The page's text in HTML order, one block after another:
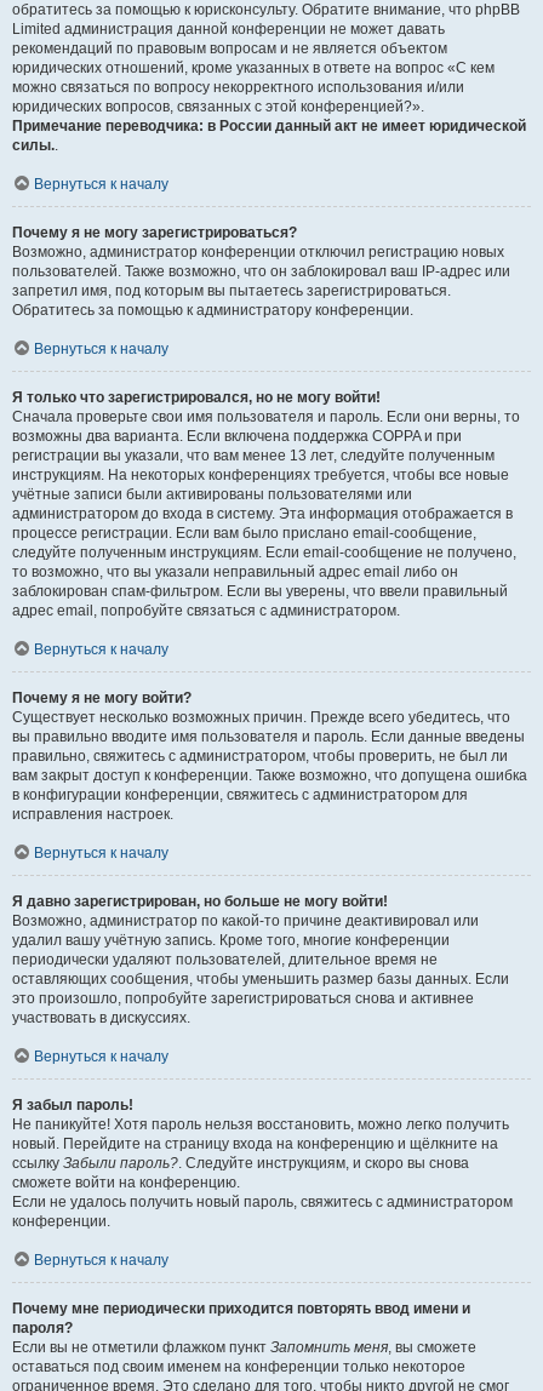
обратитесь за помощью к юрисконсульту. Обратите внимание, что phpBB
Limited администрация данной конференции не может давать
рекомендаций по правовым вопросам и не является объектом
юридических отношений, кроме указанных в ответе на вопрос «С кем
можно связаться по вопросу некорректного использования и/или
юридических вопросов, связанных с этой конференцией?».
Примечание переводчика: в России данный акт не имеет юридической
силы..
Вернуться к началу
Почему я не могу зарегистрироваться?
Возможно, администратор конференции отключил регистрацию новых
пользователей. Также возможно, что он заблокировал ваш IP-адрес или
запретил имя, под которым вы пытаетесь зарегистрироваться.
Обратитесь за помощью к администратору конференции.
Вернуться к началу
Я только что зарегистрировался, но не могу войти!
Сначала проверьте свои имя пользователя и пароль. Если они верны, то
возможны два варианта. Если включена поддержка COPPA и при
регистрации вы указали, что вам менее 13 лет, следуйте полученным
инструкциям. На некоторых конференциях требуется, чтобы все новые
учётные записи были активированы пользователями или
администратором до входа в систему. Эта информация отображается в
процессе регистрации. Если вам было прислано email-сообщение,
следуйте полученным инструкциям. Если email-сообщение не получено,
то возможно, что вы указали неправильный адрес email либо он
заблокирован спам-фильтром. Если вы уверены, что ввели правильный
адрес email, попробуйте связаться с администратором.
Вернуться к началу
Почему я не могу войти?
Существует несколько возможных причин. Прежде всего убедитесь, что
вы правильно вводите имя пользователя и пароль. Если данные введены
правильно, свяжитесь с администратором, чтобы проверить, не был ли
вам закрыт доступ к конференции. Также возможно, что допущена ошибка
в конфигурации конференции, свяжитесь с администратором для
исправления настроек.
Вернуться к началу
Я давно зарегистрирован, но больше не могу войти!
Возможно, администратор по какой-то причине деактивировал или
удалил вашу учётную запись. Кроме того, многие конференции
периодически удаляют пользователей, длительное время не
оставляющих сообщения, чтобы уменьшить размер базы данных. Если
это произошло, попробуйте зарегистрироваться снова и активнее
участвовать в дискуссиях.
Вернуться к началу
Я забыл пароль!
Не паникуйте! Хотя пароль нельзя восстановить, можно легко получить
новый. Перейдите на страницу входа на конференцию и щёлкните на
ссылку Забыли пароль?. Следуйте инструкциям, и скоро вы снова
сможете войти на конференцию.
Если не удалось получить новый пароль, свяжитесь с администратором
конференции.
Вернуться к началу
Почему мне периодически приходится повторять ввод имени и
пароля?
Если вы не отметили флажком пункт Запомнить меня, вы сможете
оставаться под своим именем на конференции только некоторое
ограниченное время. Это сделано для того, чтобы никто другой не смог